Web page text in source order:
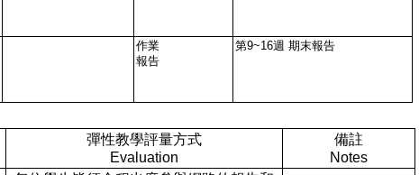
作業
報告
第9~16週 期末報告
彈性教學評量方式
Evaluation
備註
Notes